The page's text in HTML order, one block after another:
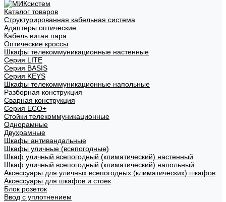
Каталог товаров
Структурированная кабельная система
Адаптеры оптические
Кабель витая пара
Оптические кроссы
Шкафы телекоммуникационные настенные
Cерия LITE
Cерия BASIS
Cерия KEYS
Шкафы телекоммуникационные напольные
Разборная конструкция
Сварная конструкция
Серия ECO+
Стойки телекоммуникационные
Однорамные
Двухрамные
Шкафы антивандальные
Шкафы уличные (всепогодные)
Шкаф уличный всепогодный (климатический) настенный
Шкаф уличный всепогодный (климатический) напольный
Аксессуары для уличных всепогодных (климатических) шкафов
Аксессуары для шкафов и стоек
Блок розеток
Ввод с уплотнением